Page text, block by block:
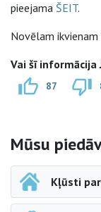
pieejama ŠEIT.
Novēlam ikvienam
Vai šī informācija
87
Sāna
Mūsu
Kļūsti